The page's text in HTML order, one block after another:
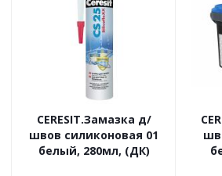
CERESIT.Замазка д/
швов силиконовая 01
белый, 280мл, (ДК)